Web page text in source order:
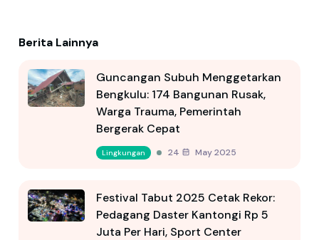
Berita Lainnya
Guncangan Subuh Menggetarkan
Bengkulu: 174 Bangunan Rusak,
Warga Trauma, Pemerintah
Bergerak Cepat
Lingkungan 24 May 2025
Festival Tabut 2025 Cetak Rekor:
Pedagang Daster Kantongi Rp 5
Juta Per Hari, Sport Center